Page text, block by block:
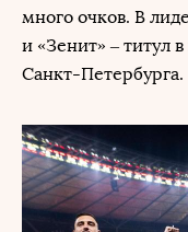
много очков. В
и «Зенит» – титул
Санкт-Петербурга.